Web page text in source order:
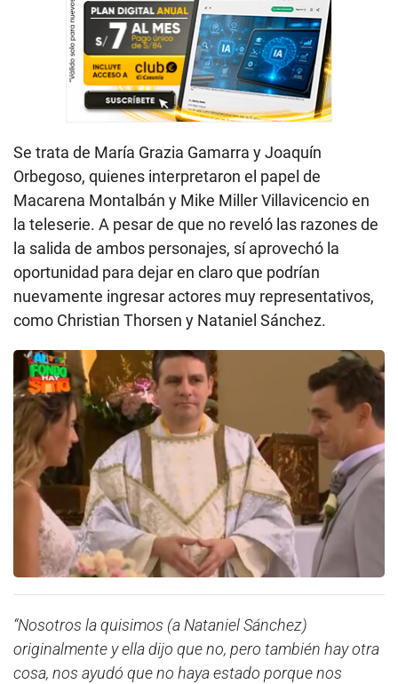
Se trata de María Grazia Gamarra y Joaquín
Orbegoso, quienes interpretaron el papel de
Macarena Montalbán y Mike Miller Villavicencio en
la teleserie. A pesar de que no reveló las razones de
la salida de ambos personajes, sí aprovechó la
oportunidad para dejar en claro que podrían
nuevamente ingresar actores muy representativos,
como Christian Thorsen y Nataniel Sánchez.
“Nosotros la quisimos (a Nataniel Sánchez)
originalmente y ella dijo que no, pero también hay otra
cosa, nos ayudó que no haya estado porque nos